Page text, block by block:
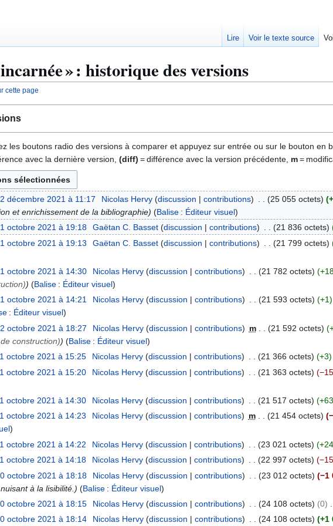
» : historique des versions
cette page
les boutons radio des versions à comparer et appuyez sur entrée ou sur le bouton en
avec la dernière version, (diff) = différence avec la version précédente, m=
décembre 2021 à 11:17 Nicolas Hervy discussion contributions 25 055 octets
et enrichissement de la bibliographie
Balise : Éditeur visuel
octobre 2021 à 19:18 Gaëtan C. Basset discussion contributions 21 836 octets
octobre 2021 à 19:13 Gaëtan C. Basset discussion contributions 21 799 octets
octobre 2021 à 14:30 Nicolas Hervy discussion contributions 21 782 octets
Balise : Éditeur visuel
octobre 2021 à 14:21 Nicolas Hervy discussion contributions 21 593 octets +1
: Éditeur visuel
octobre 2021 à 18:27 Nicolas Hervy discussion contributions m 21 592 octets
construction)
Balise : Éditeur visuel
octobre 2021 à 15:25 Nicolas Hervy discussion contributions 21 366 octets
+3
octobre 2021 à 15:20 Nicolas Hervy discussion contributions 21 363 octets
octobre 2021 à 14:30 Nicolas Hervy discussion contributions 21 517 octets +63
octobre 2021 à 14:23 Nicolas Hervy discussion contributions m 21 454 octets
octobre 2021 à 14:22 Nicolas Hervy discussion contributions 23 021 octets
+24
octobre 2021 à 14:18 Nicolas Hervy discussion contributions 22 997 octets
−15
octobre 2021 à 18:18 Nicolas Hervy discussion contributions 23 012 octets −1
à la lisibilité.
Balise : Éditeur visuel
octobre 2021 à 18:15 Nicolas Hervy discussion contributions 24 108 octets
0
octobre 2021 à 18:14 Nicolas Hervy discussion contributions 24 108 octets +1
Lire Voir le texte source